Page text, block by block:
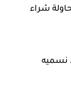
شراء
نسميه